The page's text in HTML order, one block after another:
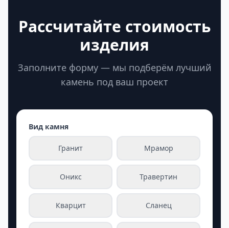
Рассчитайте стоимость
изделия
Заполните форму — мы подберём лучший
камень под ваш проект
Вид камня
Гранит Мрамор
Оникс Травертин
Кварцит Сланец